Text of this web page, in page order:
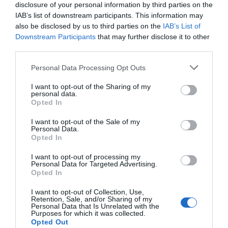
disclosure of your personal information by third parties on the
IAB’s list of downstream participants. This information may
also be disclosed by us to third parties on the IAB’s List of
Downstream Participants that may further disclose it to other
Personal Data Processing Opt Outs
I want to opt-out of the Sharing of my
personal data.
Opted In
I want to opt-out of the Sale of my
Personal Data.
Opted In
I want to opt-out of processing my
Personal Data for Targeted Advertising.
Opted In
I want to opt-out of Collection, Use,
Retention, Sale, and/or Sharing of my
Personal Data that Is Unrelated with the
Purposes for which it was collected.
Opted Out
Luis de Guindos.
És, en tot cas, una taxa sostenible segons el parer
d'Economia, tenint en compte queEspanya es
finança ara als costos més baixos de la història
d'emissió de l'1,52%, gairebé un punt per sota del
tancament del 2013. Aquesta tendència continua
al començament d'any, amb una taxa mitjana al
tancament de febrer de l'1,10%.
Aquest abaratiment dels costos d'emissió i la
millora de les condicions de finançament de
l'economia espanyola juntament amb una
adequada gestió per part del Tresor públichan
permès estalvis en el pressupost de despeses